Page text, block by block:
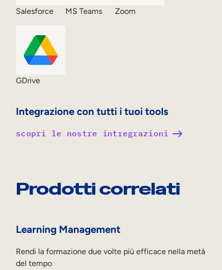
Integrazione con tutti i tuoi tools
Salesforce MS Teams Zoom
GDrive
scopri le nostre intregrazioni
Prodotti correlati
Learning Management
Rendi la formazione due volte più efficace nella metà
del tempo